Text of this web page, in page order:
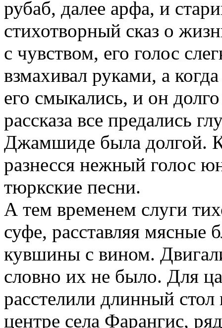
рубаб, далее арфа, и
стихотворный сказ о
с чувством, его голос
взмахивал руками, а
его смыкались, и он
рассказа все предались
Джамшиде была долгой.
разнесся нежный голос
тюркские песни.
А тем временем слуги
суфе, расставляя мясные
кувшины с вином.
словно их не было. Для
расстелили длинный
центре села Фарангис,